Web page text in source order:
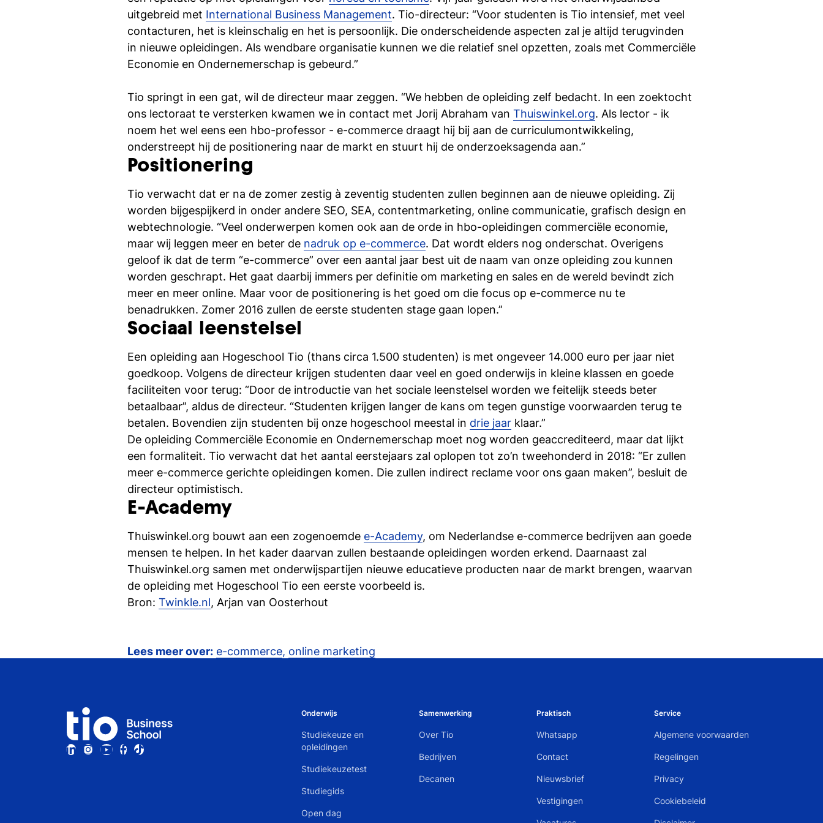
uitgebreid met International Business Management. Tio-directeur: “Voor studenten is Tio intensief, met veel
contacturen, het is kleinschalig en het is persoonlijk. Die onderscheidende aspecten zal je altijd terugvinden
in nieuwe opleidingen. Als wendbare organisatie kunnen we die relatief snel opzetten, zoals met Commerciële
Economie en Ondernemerschap is gebeurd.”
Tio springt in een gat, wil de directeur maar zeggen. “We hebben de opleiding zelf bedacht. In een zoektocht
ons lectoraat te versterken kwamen we in contact met Jorij Abraham van Thuiswinkel.org. Als lector - ik
noem het wel eens een hbo-professor - e-commerce draagt hij bij aan de curriculumontwikkeling,
onderstreept hij de positionering naar de markt en stuurt hij de onderzoeksagenda aan.”
Positionering
Tio verwacht dat er na de zomer zestig à zeventig studenten zullen beginnen aan de nieuwe opleiding. Zij
worden bijgespijkerd in onder andere SEO, SEA, contentmarketing, online communicatie, grafisch design en
webtechnologie. “Veel onderwerpen komen ook aan de orde in hbo-opleidingen commerciële economie,
maar wij leggen meer en beter de nadruk op e-commerce. Dat wordt elders nog onderschat. Overigens
geloof ik dat de term “e-commerce” over een aantal jaar best uit de naam van onze opleiding zou kunnen
worden geschrapt. Het gaat daarbij immers per definitie om marketing en sales en de wereld bevindt zich
meer en meer online. Maar voor de positionering is het goed om die focus op e-commerce nu te
benadrukken. Zomer 2016 zullen de eerste studenten stage gaan lopen.”
Sociaal leenstelsel
Een opleiding aan Hogeschool Tio (thans circa 1.500 studenten) is met ongeveer 14.000 euro per jaar niet
goedkoop. Volgens de directeur krijgen studenten daar veel en goed onderwijs in kleine klassen en goede
faciliteiten voor terug: “Door de introductie van het sociale leenstelsel worden we feitelijk steeds beter
betaalbaar”, aldus de directeur. “Studenten krijgen langer de kans om tegen gunstige voorwaarden terug te
betalen. Bovendien zijn studenten bij onze hogeschool meestal in drie jaar klaar.”
De opleiding Commerciële Economie en Ondernemerschap moet nog worden geaccrediteerd, maar dat lijkt
een formaliteit. Tio verwacht dat het aantal eerstejaars zal oplopen tot zo’n tweehonderd in 2018: “Er zullen
meer e-commerce gerichte opleidingen komen. Die zullen indirect reclame voor ons gaan maken”, besluit de
directeur optimistisch.
E-Academy
Thuiswinkel.org bouwt aan een zogenoemde e-Academy, om Nederlandse e-commerce bedrijven aan goede
mensen te helpen. In het kader daarvan zullen bestaande opleidingen worden erkend. Daarnaast zal
Thuiswinkel.org samen met onderwijspartijen nieuwe educatieve producten naar de markt brengen, waarvan
de opleiding met Hogeschool Tio een eerste voorbeeld is.
Bron: Twinkle.nl, Arjan van Oosterhout
Lees meer over: e-commerce, online marketing
Onderwijs
Studiekeuze en
opleidingen
Studiekeuzetest
Studiegids
Open dag
Samenwerking
Over Tio
Bedrijven
Decanen
Praktisch
Whatsapp
Contact
Nieuwsbrief
Vestigingen
Service
Algemene voorwaarden
Regelingen
Privacy
Cookiebeleid